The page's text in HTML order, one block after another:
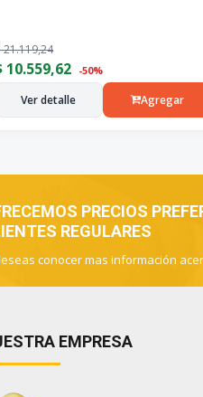
21.119,24
10.559,62 -50%
Ver detalle Agregar
PRECIOS
REGULARES
conocer mas información
EMPRESA